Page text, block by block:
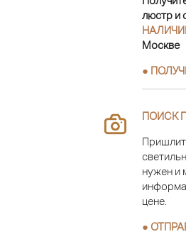
люстр и
Москве
●
ПОИСК
нужен и
цене.
●